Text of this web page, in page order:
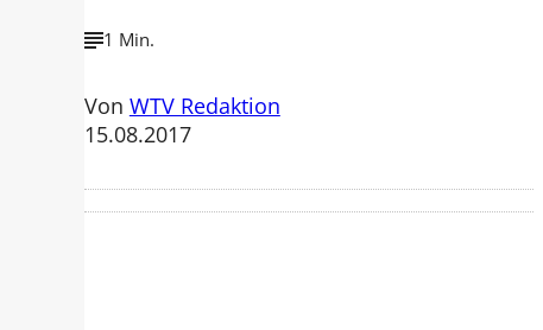
1 Min.
Von WTV Redaktion
15.08.2017